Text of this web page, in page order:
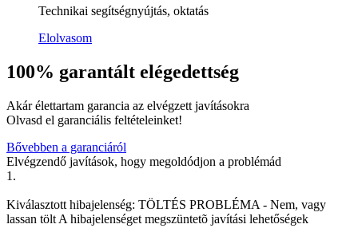
Technikai segítségnyújtás, oktatás
Elolvasom
100% garantált elégedettség
Akár élettartam garancia az elvégzett javításokra
Olvasd el garanciális feltételeinket!
Bővebben a garanciáról
Elvégzendő javítások, hogy megoldódjon a problémád
1.
Kiválasztott hibajelenség: TÖLTÉS PROBLÉMA - Nem, vagy
lassan tölt A hibajelenséget megszüntetõ javítási lehetőségek